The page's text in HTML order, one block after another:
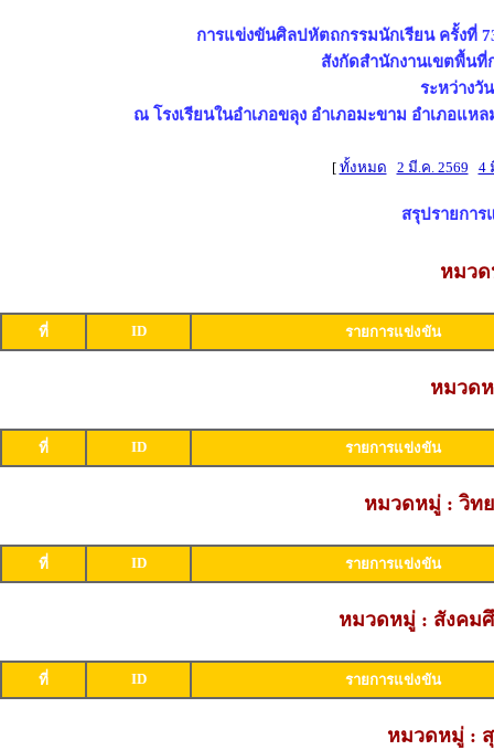
การแข่งขันศิลปหัตถกรรมนักเรียน ครั้งที่
สังกัดสำนักงานเขตพื้น
ระหว่างวั
ณ โรงเรียนในอำเภอขลุง อำเภอมะขาม อำเภอแห
[ ทั้งหมด 2 มี.ค. 2569 4
สรุปรายการ
หมว
ที่ ID รายการแข่งขัน
หมวด
ที่ ID รายการแข่งขัน
หมวดหมู่ : วิท
ที่ ID รายการแข่งขัน
หมวดหมู่ : สังคม
ที่ ID รายการแข่งขัน
หมวดหมู่ :